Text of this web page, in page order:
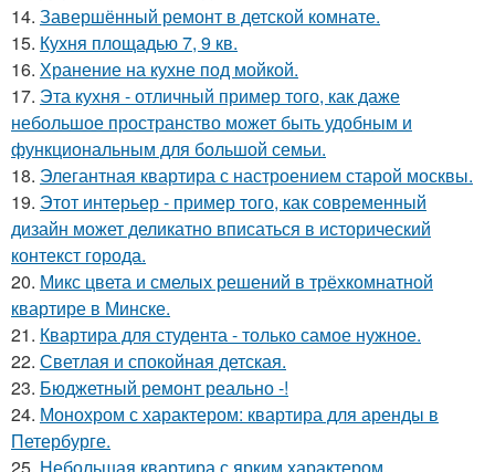
14. Завершённый ремонт в детской комнате.
15. Кухня площадью 7, 9 кв.
16. Хранение на кухне под мойкой.
17. Эта кухня - отличный пример того, как даже
небольшое пространство может быть удобным и
функциональным для большой семьи.
18. Элегантная квартира с настроением старой москвы.
19. Этот интерьер - пример того, как современный
дизайн может деликатно вписаться в исторический
контекст города.
20. Микс цвета и смелых решений в трёхкомнатной
квартире в Минске.
21. Квартира для студента - только самое нужное.
22. Светлая и спокойная детская.
23. Бюджетный ремонт реально -!
24. Монохром с характером: квартира для аренды в
Петербурге.